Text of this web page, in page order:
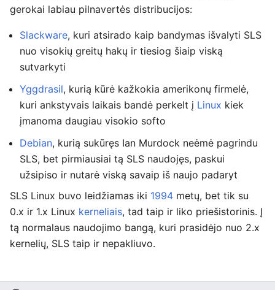
gerokai labiau pilnavertės distribucijos:
Slackware, kuri atsirado kaip bandymas išvalyti SLS
nuo visokių greitų hakų ir tiesiog šiaip viską
sutvarkyti
Yggdrasil, kurią kūrė kažkokia amerikonų firmelė,
kuri ankstyvais laikais bandė perkelt į Linux kiek
įmanoma daugiau visokio softo
Debian, kurią sukūręs Ian Murdock neėmė pagrindu
SLS, bet pirmiausiai tą SLS naudojęs, paskui
užsipiso ir nutarė viską savaip iš naujo padaryt
SLS Linux buvo leidžiamas iki 1994 metų, bet tik su
0.x ir 1.x Linux kerneliais, tad taip ir liko priešistorinis. Į
tą normalaus naudojimo bangą, kuri prasidėjo nuo 2.x
kernelių, SLS taip ir nepakliuvo.